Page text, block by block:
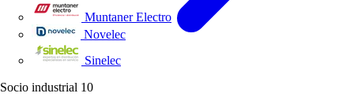
Muntaner Electro
Novelec
Sinelec
Socio industrial 10